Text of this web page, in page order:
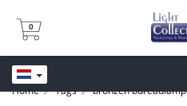
0
0
Home Tags bronzen bureaulamp